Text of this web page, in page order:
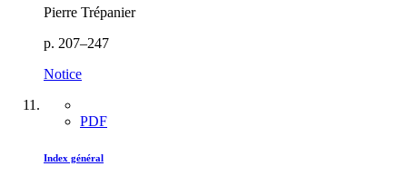
Pierre Trépanier
p. 207–247
Notice
PDF
Index général